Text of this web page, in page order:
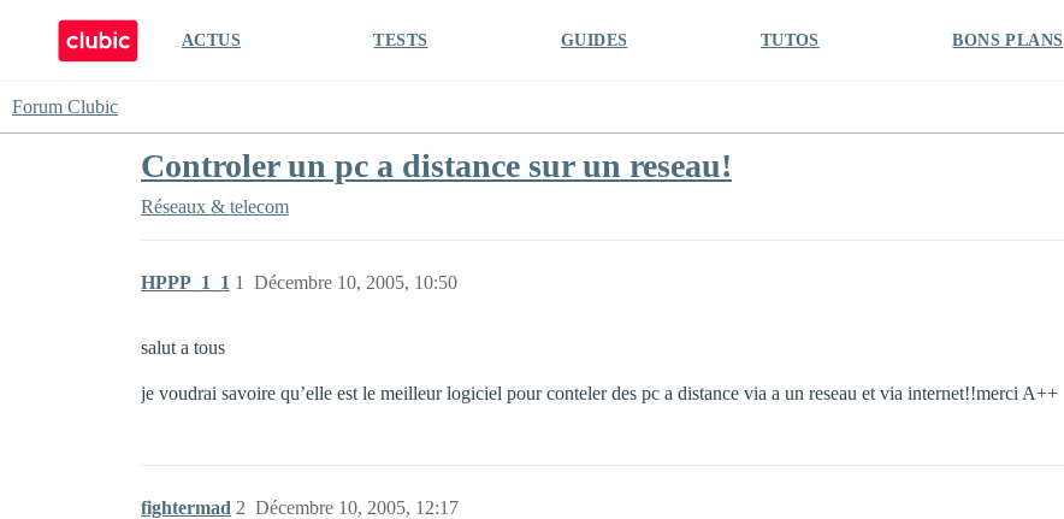
ACTUS TESTS GUIDES TUTOS BONS PLANS
Forum Clubic
Controler un pc a distance sur un reseau!
Réseaux & telecom
HPPP_1_1 Décembre 10, 2005, 10:50
1
salut a tous
je voudrai savoire qu’elle est le meilleur logiciel pour conteler des pc a distance via a un reseau et via internet!!merci A++
fightermad Décembre 10, 2005, 12:17
2